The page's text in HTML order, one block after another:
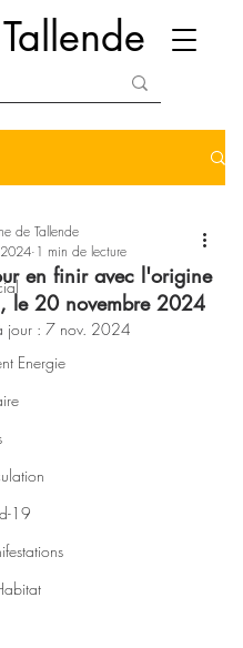
Tallende
Energie
19
en finir avec l'origine
le 20 novembre 2024
de Tallende
1 min de lecture
jour : 7 nov. 2024